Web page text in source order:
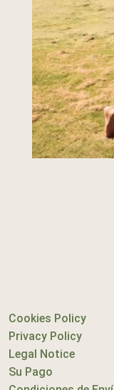
Cookies Policy
Privacy Policy
Legal Notice
Su Pago